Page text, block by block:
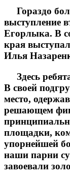
Гораздо
выступление
Егорлыка. В
края
Илья
Здесь
В своей
место,
решающем
площадки,
упорнейшей
наши парни
завоевали